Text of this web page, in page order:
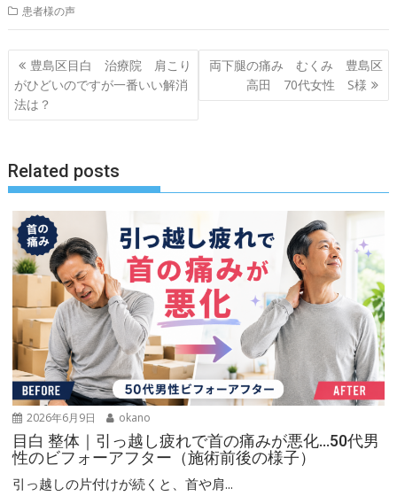
患者様の声
投
稿
ナ
ー
シ
ョ
ン
豊島区目白 治療院 肩こり
がひどいのですが一番いい解消
法は？
両下腿の痛み むくみ 豊島区
高田 70代女性 S様
Related posts
2026年6月9日 okano
目白 整体｜引っ越し疲れで首の痛みが悪化…50代男
性のビフォーアフター（施術前後の様子）
引っ越しの片付けが続くと、首や肩...